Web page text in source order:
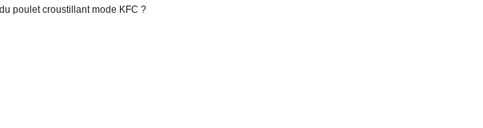
poulet croustillant mode KFC ?